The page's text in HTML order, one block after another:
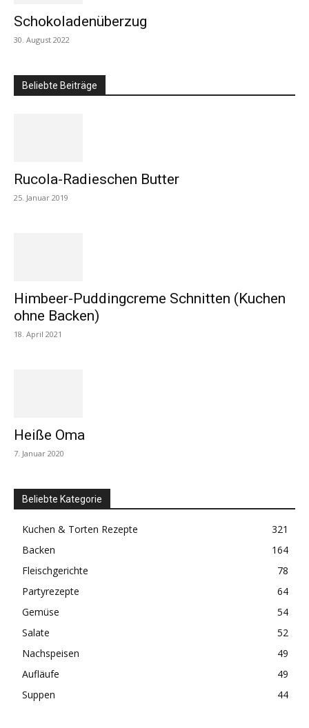
Schokoladenüberzug
30. August 2022
Beliebte Beiträge
Rucola-Radieschen Butter
25. Januar 2019
Himbeer-Puddingcreme Schnitten (Kuchen
ohne Backen)
18. April 2021
Heiße Oma
7. Januar 2020
Beliebte Kategorie
Kuchen & Torten Rezepte
321
Backen
164
Fleischgerichte
78
Partyrezepte
64
Gemüse
54
Salate
52
Nachspeisen
49
Aufläufe
49
Suppen
44